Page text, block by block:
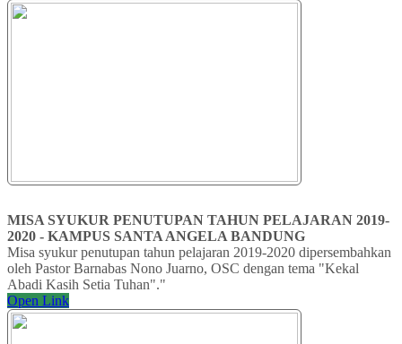
MISA SYUKUR PENUTUPAN TAHUN PELAJARAN 2019-
2020 - KAMPUS SANTA ANGELA BANDUNG
Misa syukur penutupan tahun pelajaran 2019-2020 dipersembahkan
oleh Pastor Barnabas Nono Juarno, OSC dengan tema "Kekal
Abadi Kasih Setia Tuhan"."
Open Link